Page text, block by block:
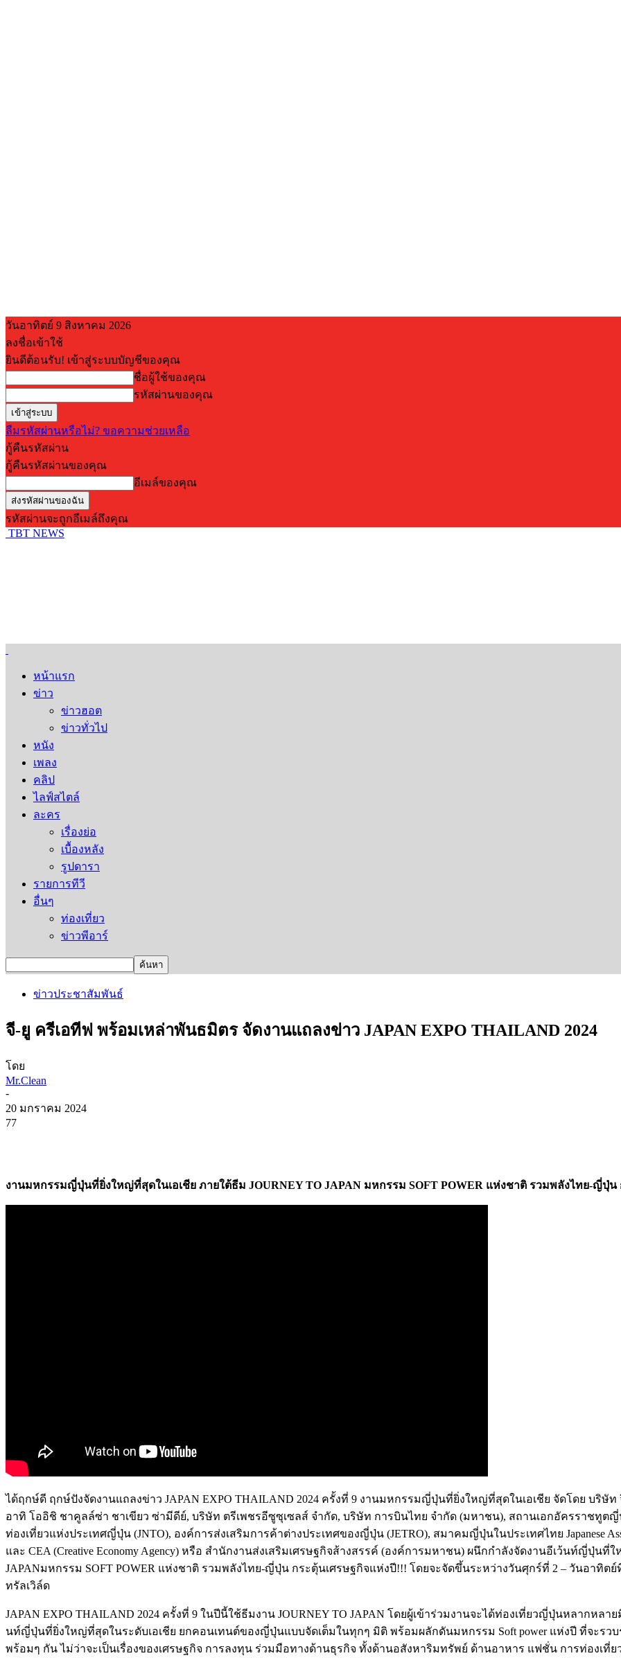
วันอาทิตย์ 9 สิงหาคม 2026
ลงชื่อเข้าใช้
ยินดีต้อนรับ! เข้าสู่ระบบบัญชีของคุณ
ชื่อผู้ใช้ของคุณ
รหัสผ่านของคุณ
ลืมรหัสผ่านหรือไม่? ขอความช่วยเหลือ
กู้คืนรหัสผ่าน
กู้คืนรหัสผ่านของคุณ
อีเมล์ของคุณ
รหัสผ่านจะถูกอีเมล์ถึงคุณ
TBT NEWS
หน้าแรก
ข่าว
ข่าวฮอต
ข่าวทั่วไป
หนัง
เพลง
คลิป
ไลฟ์สไตล์
ละคร
เรื่องย่อ
เบื้องหลัง
รูปดารา
รายการทีวี
อื่นๆ
ท่องเที่ยว
ข่าวพีอาร์
ข่าวประชาสัมพันธ์
จี-ยู ครีเอทีฟ พร้อมเหล่าพันธมิตร จัดงานแถลงข่าว JAPAN EXPO THAILAND 2024
โดย
Mr.Clean
-
20 มกราคม 2024
77
งานมหกรรมญี่ปุ่นที่ยิ่งใหญ่ที่สุดในเอเชีย ภายใต้ธีม JOURNEY TO JAPAN มหกรรม SOFT POWER แห่งชาติ รวมพลังไทย-ญี่ปุ่น
ได้ฤกษ์ดี ฤกษ์ปังจัดงานแถลงข่าว JAPAN EXPO THAILAND 2024 ครั้งที่ 9 งานมหกรรมญี่ปุ่นที่ยิ่งใหญ่ที่สุดในเอเชีย จัดโดย บริษัท
อาทิ โออิชิ ชาคูลล์ซ่า ชาเขียว ซ่ามีดีย์, บริษัท ตรีเพชรอีซูซุเซลส์ จํากัด, บริษัท การบินไทย จำกัด (มหาชน), สถานเอกอัครราชทูตญี่
ท่องเที่ยวแห่งประเทศญี่ปุ่น (JNTO), องค์การส่งเสริมการค้าต่างประเทศของญี่ปุ่น (JETRO), สมาคมญี่ปุ่นในประเทศไทย Japanese
และ CEA (Creative Economy Agency) หรือ สำนักงานส่งเสริมเศรษฐกิจส้างสรรค์ (องค์การมหาชน) ผนึกกำลังจัดงานอีเว้นท์ญี่ปุ่นที่ใ
JAPANมหกรรม SOFT POWER แห่งชาติ รวมพลังไทย-ญี่ปุ่น กระตุ้นเศรษฐกิจแห่งปี!!! โดยจะจัดขึ้นระหว่างวันศุกร์ที่ 2 – วันอาทิตย์
ทรัลเวิล์ด
JAPAN EXPO THAILAND 2024 ครั้งที่ 9 ในปีนี้ใช้ธีมงาน JOURNEY TO JAPAN โดยผู้เข้าร่วมงานจะได้ท่องเที่ยวญี่ปุ่นหลากหลา
นท์ญี่ปุ่นที่ยิ่งใหญ่ที่สุดในระดับเอเชีย ยกคอนเทนต์ของญี่ปุ่นแบบจัดเต็มในทุกๆ มิติ พร้อมผลักดันมหกรรม Soft power แห่งปี ที่จะรว
พร้อมๆ กัน ไม่ว่าจะเป็นเรื่องของเศรษฐกิจ การลงทุน ร่วมมือทางด้านธุรกิจ ทั้งด้านอสังหาริมทรัพย์ ด้านอาหาร แฟชั่น การท่องเ